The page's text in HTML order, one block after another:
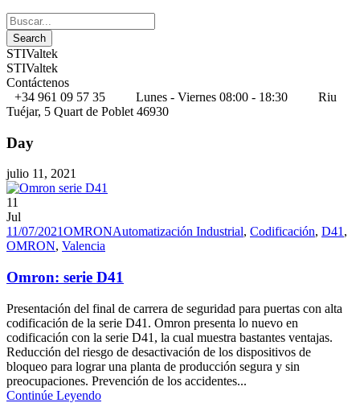
STIValtek
STIValtek
Contáctenos
+34 961 09 57 35
Lunes - Viernes 08:00 - 18:30
Riu
Tuéjar, 5 Quart de Poblet 46930
Day
julio 11, 2021
11
Jul
11/07/2021OMRONAutomatización Industrial, Codificación, D41,
OMRON, Valencia
Omron: serie D41
Presentación del final de carrera de seguridad para puertas con alta
codificación de la serie D41. Omron presenta lo nuevo en
codificación con la serie D41, la cual muestra bastantes ventajas.
Reducción del riesgo de desactivación de los dispositivos de
bloqueo para lograr una planta de producción segura y sin
preocupaciones. Prevención de los accidentes...
Continúe Leyendo